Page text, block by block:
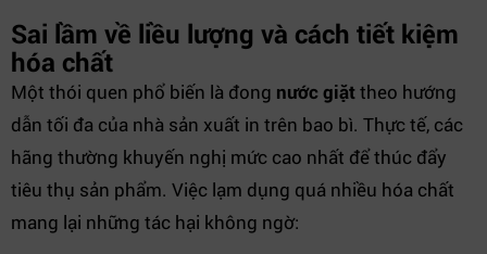
Sai lầm về liều lượng và cách tiết kiệm
hóa chất
Một thói quen phổ biến là đong nước giặttheo hướng
dẫn tối đa của nhà sản xuất in trên bao bì. Thực tế, các
hãng thường khuyến nghị mức cao nhất để thúc đẩy
tiêu thụ sản phẩm. Việc lạm dụng quá nhiều hóa chất
mang lại những tác hại không ngờ: